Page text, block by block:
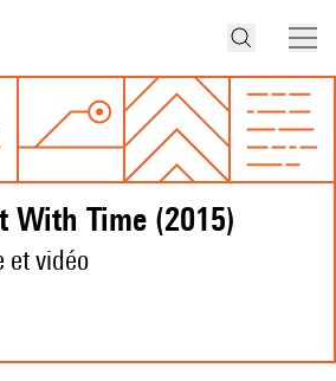
With Time (2015)
et vidéo